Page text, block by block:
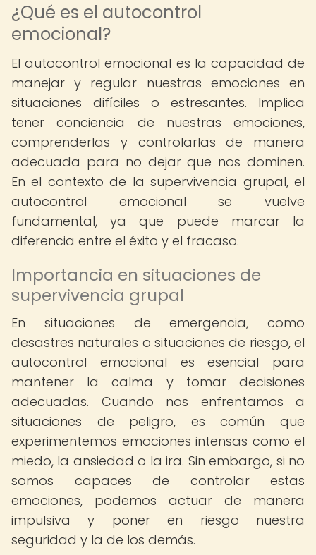
¿Qué es el autocontrol
emocional?
El autocontrol emocional es la capacidad de
manejar y regular nuestras emociones en
situaciones difíciles o estresantes. Implica
tener conciencia de nuestras emociones,
comprenderlas y controlarlas de manera
adecuada para no dejar que nos dominen.
En el contexto de la supervivencia grupal, el
autocontrol emocional se vuelve
fundamental, ya que puede marcar la
diferencia entre el éxito y el fracaso.
Importancia en situaciones de
supervivencia grupal
En situaciones de emergencia, como
desastres naturales o situaciones de riesgo, el
autocontrol emocional es esencial para
mantener la calma y tomar decisiones
adecuadas. Cuando nos enfrentamos a
situaciones de peligro, es común que
experimentemos emociones intensas como el
miedo, la ansiedad o la ira. Sin embargo, si no
somos capaces de controlar estas
emociones, podemos actuar de manera
impulsiva y poner en riesgo nuestra
seguridad y la de los demás.